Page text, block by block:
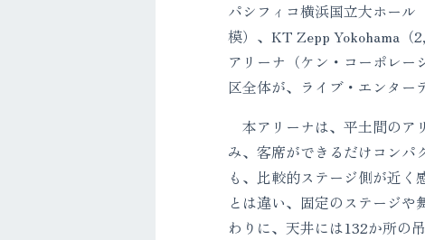
パシフィコ横浜国立大ホー
模）、KT Zepp Yokohama（
アリーナ（ケン・コーポレ
区全体が、ライブ・エンター
本アリーナは、平土間のア
み、客席ができるだけコンパ
も、比較的ステージ側が近
とは違い、固定のステージ
わりに、天井には132か所の